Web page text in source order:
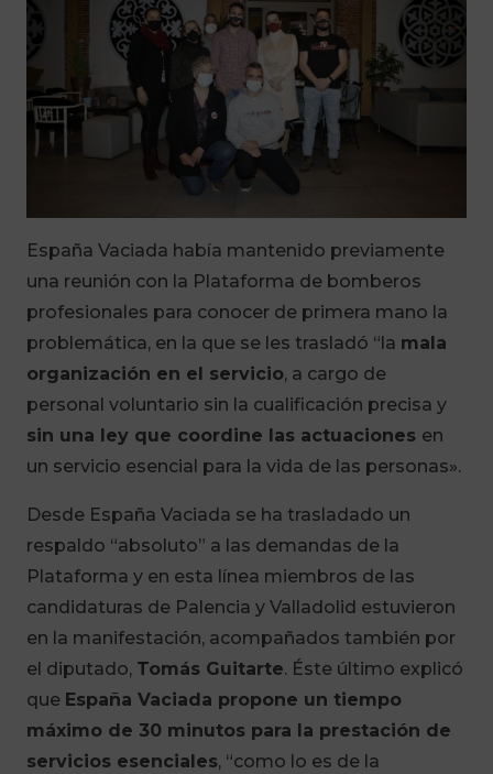
España Vaciada había mantenido previamente
una reunión con la Plataforma de bomberos
profesionales para conocer de primera mano la
problemática, en la que se les trasladó “la mala
organización en el servicio, a cargo de
personal voluntario sin la cualificación precisa y
sin una ley que coordine las actuaciones en
un servicio esencial para la vida de las personas».
Desde España Vaciada se ha trasladado un
respaldo “absoluto” a las demandas de la
Plataforma y en esta línea miembros de las
candidaturas de Palencia y Valladolid estuvieron
en la manifestación, acompañados también por
el diputado, Tomás Guitarte. Éste último explicó
que España Vaciada propone un tiempo
máximo de 30 minutos para la prestación de
servicios esenciales, “como lo es de la